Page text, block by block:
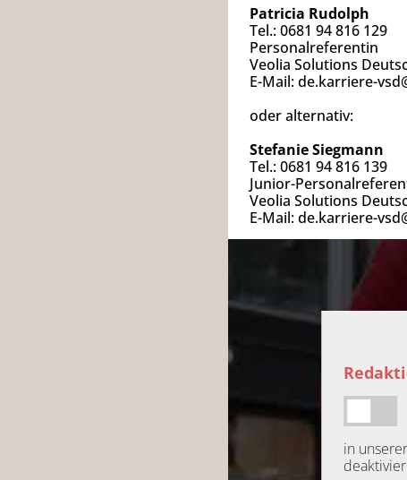
Patricia Rudolph
Tel.: 0681 94 816 129
Personalreferentin
Veolia Solutions
E-Mail:de.karriere-
oder alternativ:
Stefanie Siegmann
Tel.: 0681 94 816 139
Junior-
Veolia Solutions
E-Mail:de.karriere-
in